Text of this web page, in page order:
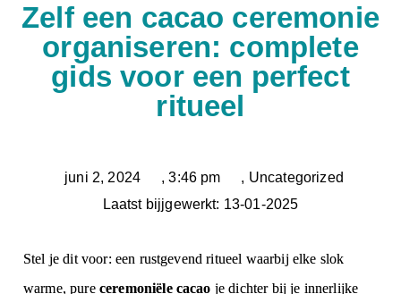
Zelf een cacao ceremonie
organiseren: complete
gids voor een perfect
ritueel
juni 2, 2024 , 3:46 pm , Uncategorized
Laatst bijjgewerkt: 13-01-2025
Stel je dit voor: een rustgevend ritueel waarbij elke slok
warme, pure ceremoniële cacao je dichter bij je innerlijke